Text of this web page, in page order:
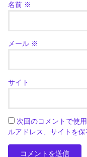
名前 ※
メール ※
サイト
次回のコメントで使
ルアドレス、サイトを保